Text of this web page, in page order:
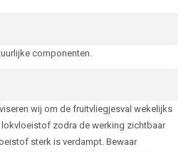
componenten.
wij om de fruitvliegjesval wekelijks
lokvloeistof zodra de werking zichtbaar
sterk is verdampt. Bewaar